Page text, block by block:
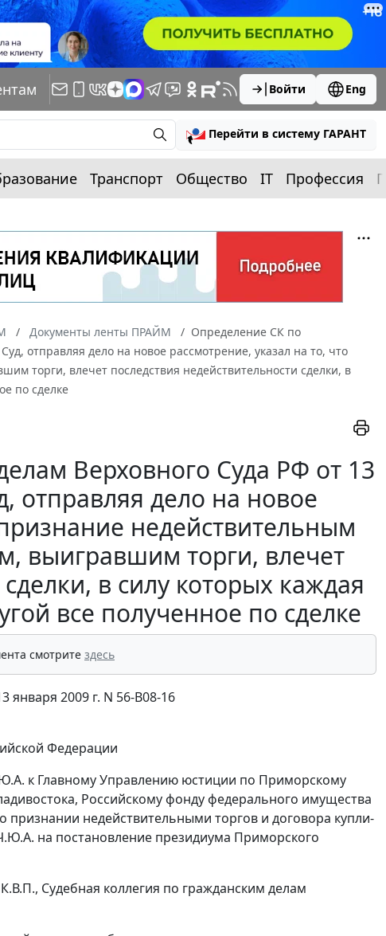
Войти Eng
Перейти в систему ГАРАНТ
Транспорт Общество IT Профессия
Документы ленты ПРАЙМ
Определение СК по
отправляя дело на новое рассмотрение, указал на то, что
торги, влечет последствия недействительности сделки, в
по сделке
Верховного Суда РФ от 13
отправляя дело на новое
недействительным
выигравшим торги, влечет
в силу которых каждая
все полученное по сделке
смотрите здесь
2009 г. N 56-В08-16
Федерации
к Главному Управлению юстиции по Приморскому
Российскому фонду федерального имущества
недействительными торгов и договора купли-
на постановление президиума Приморского
Судебная коллегия по гражданским делам